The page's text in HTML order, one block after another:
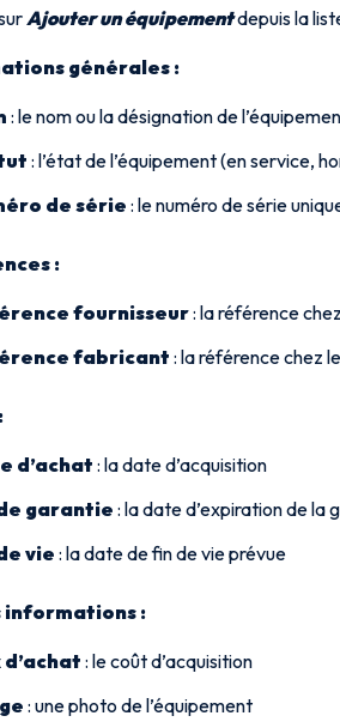
Ajouter un équipementdepuis la
générales :
: le nom ou la désignation de
: l’état de l’équipement (en service,
de série: le numéro de série
:
fournisseur: la référence
fabricant : la référence chez
d’achat: la date d’acquisition
garantie : la date d’expiration de la
vie : la date de fin de vie prévue
informations :
d’achat : le coût d’acquisition
: une photo de l’équipement